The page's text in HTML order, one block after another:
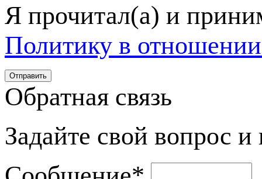
Я прочитал(а) и
Политику в
Обратная связь
Задайте свой вопрос